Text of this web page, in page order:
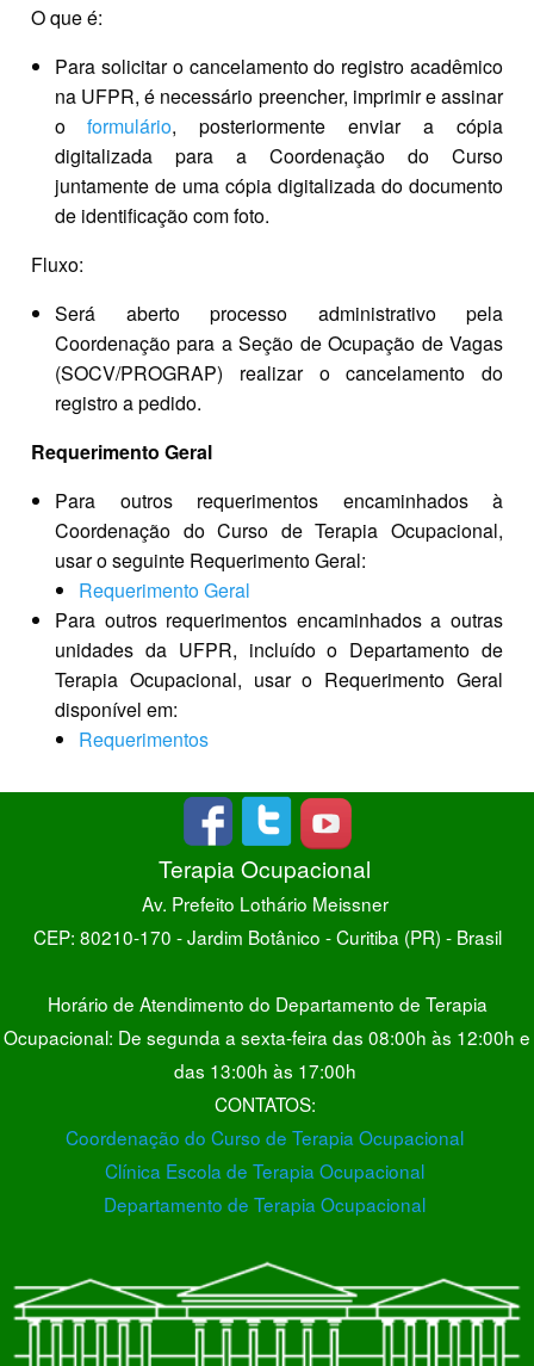
O que é:
Para solicitar o cancelamento do registro acadêmico
na UFPR, é necessário preencher, imprimir e assinar
o formulário, posteriormente enviar a cópia
digitalizada para a Coordenação do Curso
juntamente de uma cópia digitalizada do documento
de identificação com foto.
Fluxo:
Será aberto processo administrativo pela
Coordenação para a Seção de Ocupação de Vagas
(SOCV/PROGRAP) realizar o cancelamento do
registro a pedido.
Requerimento Geral
Para outros requerimentos encaminhados à
Coordenação do Curso de Terapia Ocupacional,
usar o seguinte Requerimento Geral:
Requerimento Geral
Para outros requerimentos encaminhados a outras
unidades da UFPR, incluído o Departamento de
Terapia Ocupacional, usar o Requerimento Geral
disponível em:
Requerimentos
Terapia Ocupacional
Av. Prefeito Lothário Meissner
CEP: 80210-170 - Jardim Botânico - Curitiba (PR) - Brasil
Horário de Atendimento do Departamento de Terapia
Ocupacional: De segunda a sexta-feira das 08:00h às 12:00h e
das 13:00h às 17:00h
CONTATOS:
Coordenação do Curso de Terapia Ocupacional
Clínica Escola de Terapia Ocupacional
Departamento de Terapia Ocupacional